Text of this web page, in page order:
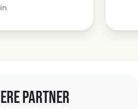
de lecture:
Partner